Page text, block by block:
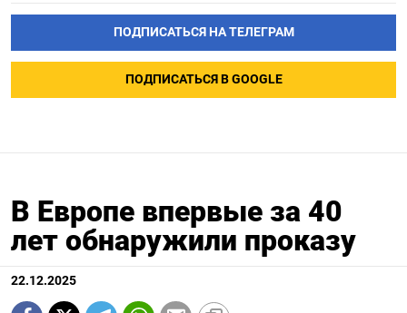
ПОДПИСАТЬСЯ НА ТЕЛЕГРАМ
ПОДПИСАТЬСЯ В GOOGLE
В Европе впервые за 40
лет обнаружили проказу
22.12.2025